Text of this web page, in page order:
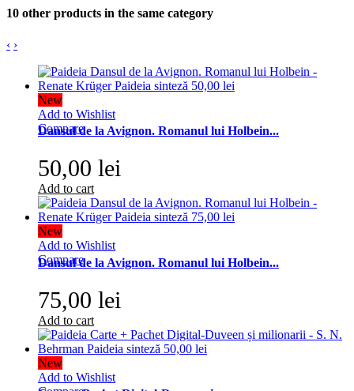
10 other products in the same category
‹ ›
New
Add to Wishlist
Compare
Dansul de la Avignon. Romanul lui Holbein...
50,00 lei
Add to cart
New
Add to Wishlist
Compare
Dansul de la Avignon. Romanul lui Holbein...
75,00 lei
Add to cart
New
Add to Wishlist